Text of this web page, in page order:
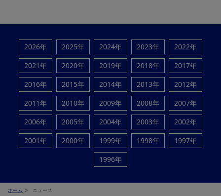
2026年 2025年 2024年 2023年
2022年
2021年
2020年 2019年 2018年
2017年
2016年
2015年 2014年 2013年
2012年
2011年
2010年 2009年 2008年
2007年
2006年
2005年 2004年 2003年
2002年
2001年
2000年 1999年 1998年
1997年
1996年
ホーム ニュース